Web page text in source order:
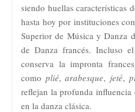
siendo huellas características
hasta hoy por instituciones
Superior de Música y Danza
de Danza francés. Incluso
conserva la impronta
como plié,arabesque, jeté,
reflejan la profunda
en la danza clásica.